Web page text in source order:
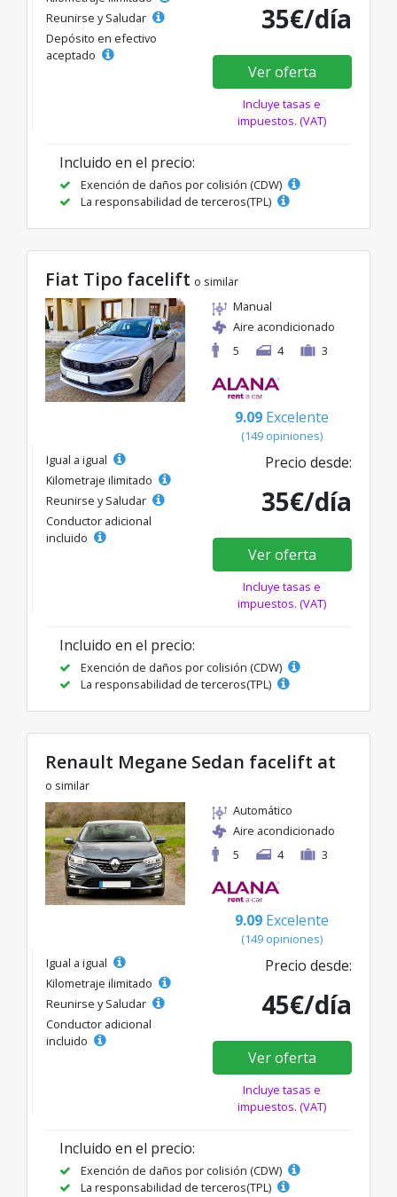
Reunirse y Saludar
Depósito en efectivo
aceptado
35€/día
Ver oferta
Incluye tasas e
impuestos. (VAT)
Incluido en el precio:
Exención de daños por colisión (CDW)
La responsabilidad de terceros(TPL)
Fiat Tipo facelift o similar
Manual
Aire acondicionado
5
4 3
9.09 Excelente
(149 opiniones)
Igual a igual
Kilometraje ilimitado
Reunirse y Saludar
Conductor adicional
incluido
Precio desde:
35€/día
Ver oferta
Incluye tasas e
impuestos. (VAT)
Incluido en el precio:
Exención de daños por colisión (CDW)
La responsabilidad de terceros(TPL)
Renault Megane Sedan facelift at
o similar
Automático
Aire acondicionado
5
4 3
9.09 Excelente
(149 opiniones)
Igual a igual
Kilometraje ilimitado
Reunirse y Saludar
Conductor adicional
incluido
Precio desde:
45€/día
Ver oferta
Incluye tasas e
impuestos. (VAT)
Incluido en el precio:
Exención de daños por colisión (CDW)
La responsabilidad de terceros(TPL)